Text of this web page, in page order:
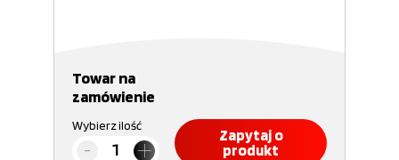
Towar na
zamówienie
Wybierz ilość
Zapytaj o
produkt